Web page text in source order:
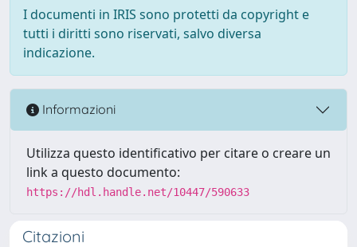
I documenti in IRIS sono protetti da copyright e
tutti i diritti sono riservati, salvo diversa
indicazione.
Informazioni
Utilizza questo identificativo per citare o creare un
link a questo documento:
https://hdl.handle.net/10447/590633
Citazioni